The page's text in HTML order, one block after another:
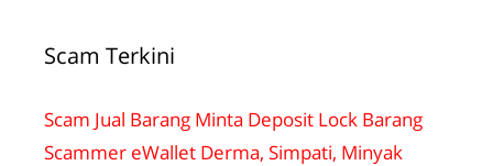
Scam Terkini
Scam Jual Barang Minta Deposit Lock Barang
Scammer eWallet Derma, Simpati, Minyak